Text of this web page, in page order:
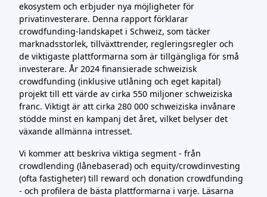
ekosystem och erbjuder nya möjligheter för
privatinvesterare. Denna rapport förklarar
crowdfunding-landskapet i Schweiz, som täcker
marknadsstorlek, tillväxttrender, regleringsregler och
de viktigaste plattformarna som är tillgängliga för små
investerare. År 2024 finansierade schweizisk
crowdfunding (inklusive utlåning och eget kapital)
projekt till ett värde av cirka 550 miljoner schweiziska
franc. Viktigt är att cirka 280 000 schweiziska invånare
stödde minst en kampanj det året, vilket belyser det
växande allmänna intresset.
Vi kommer att beskriva viktiga segment - från
crowdlending (lånebaserad) och equity/crowdinvesting
(ofta fastigheter) till reward och donation crowdfunding
- och profilera de bästa plattformarna i varje. Läsarna